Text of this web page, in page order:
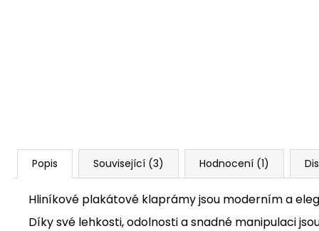
Popis Související (3) Hodnocení (1)
Hliníkové plakátové klaprámy jsou moderním a
Díky své lehkosti, odolnosti a snadné manipulaci